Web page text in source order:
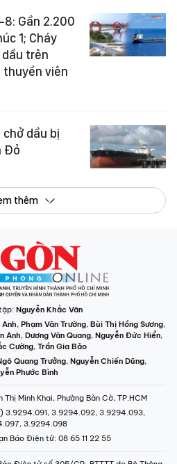
Gần 2.200
1; Cháy
trên
thuyền viên
dầu bị
Đỏ
thêm
Nguyễn Khắc Văn
, Phạm Văn Trường, Bùi Thị Hồng Sương,
Anh, Dương Văn Quang, Nguyễn Đức Hiển,
Cường, Trần Gia Bảo
Quang Trưởng, Nguyễn Chiến Dũng,
Phước Bình
Minh Khai, Phường Bàn Cờ, TP.HCM
3.9294.091, 3.9294.092, 3.9294.093,
3.9294.098
Báo Điện tử: 08 65 11 22 55